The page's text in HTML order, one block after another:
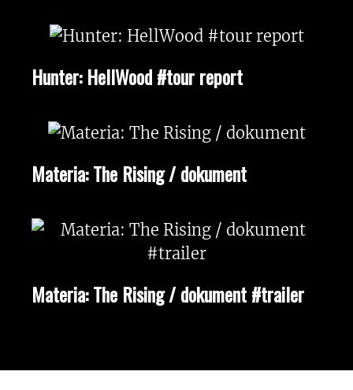
Hunter: HellWood #tour report
Materia: The Rising / dokument
Materia: The Rising / dokument #trailer